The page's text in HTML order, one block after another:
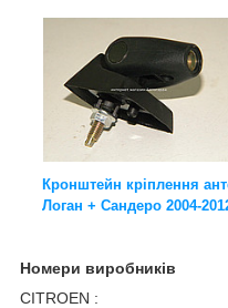
Кронштейн кріплення
Логан + Сандеро 2004-
Номери виробників
CITROEN :